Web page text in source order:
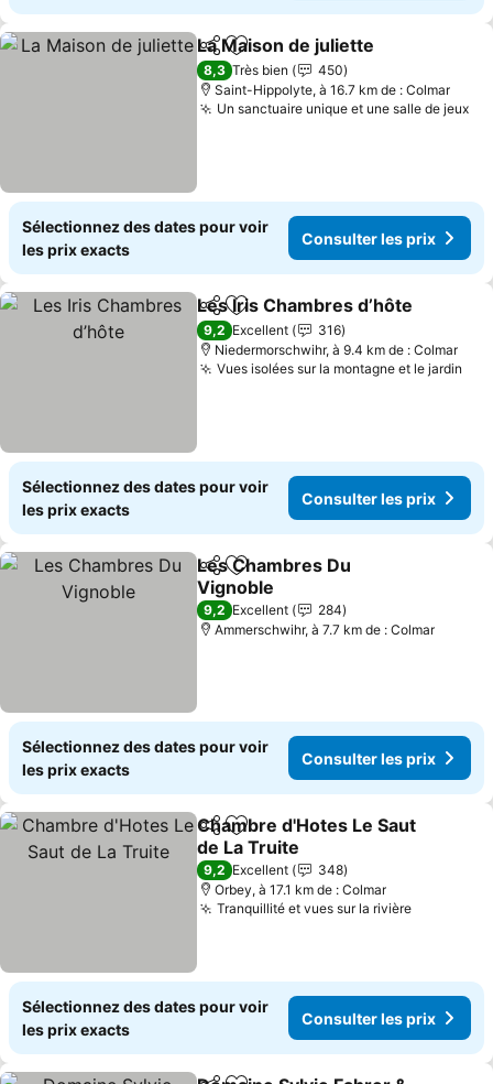
PartagerAjouter à mes favoris
La Maison de juliette
8,3 Très bien
450
Saint-Hippolyte, à 16.7 km de : Colmar
Un sanctuaire unique et une salle de jeux
Sélectionnez des dates pour voir
les prix exacts
Consulter les prix
PartagerAjouter à mes favoris
Les Iris Chambres d’hôte
9,2 Excellent
316
Niedermorschwihr, à 9.4 km de : Colmar
Vues isolées sur la montagne et le jardin
Sélectionnez des dates pour voir
les prix exacts
Consulter les prix
PartagerAjouter à mes favoris
Les Chambres Du
Vignoble
9,2 Excellent
284
Ammerschwihr, à 7.7 km de : Colmar
Sélectionnez des dates pour voir
les prix exacts
Consulter les prix
PartagerAjouter à mes favoris
Chambre d'Hotes Le Saut
de La Truite
9,2 Excellent
348
Orbey, à 17.1 km de : Colmar
Tranquillité et vues sur la rivière
Sélectionnez des dates pour voir
les prix exacts
Consulter les prix